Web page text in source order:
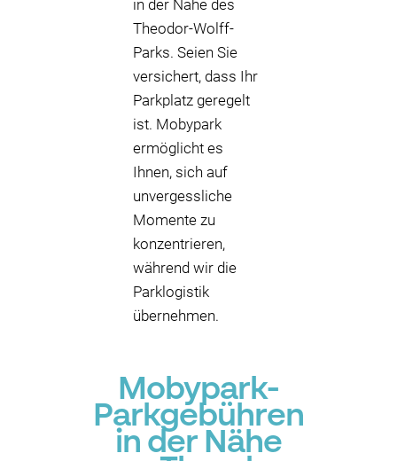
in der Nähe des
Theodor-Wolff-
Parks. Seien Sie
versichert, dass Ihr
Parkplatz geregelt
ist. Mobypark
ermöglicht es
Ihnen, sich auf
unvergessliche
Momente zu
konzentrieren,
während wir die
Parklogistik
übernehmen.
Mobypark-
Parkgebühren
in der Nähe